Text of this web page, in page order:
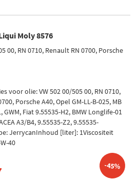
Moly 8576
00, RN 0710, Renault RN 0700, Porsche
voor olie: VW 502 00/505 00, RN 0710,
Porsche A40, Opel GM-LL-B-025, MB
GWM, Fiat 9.55535-H2, BMW Longlife-01
A3/B4, 9.55535-Z2, 9.55535-
JerrycanInhoud [liter]: 1Viscositeit
40
-45%